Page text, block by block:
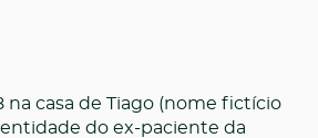
na casa de Tiago (nome fictício
do ex-paciente da